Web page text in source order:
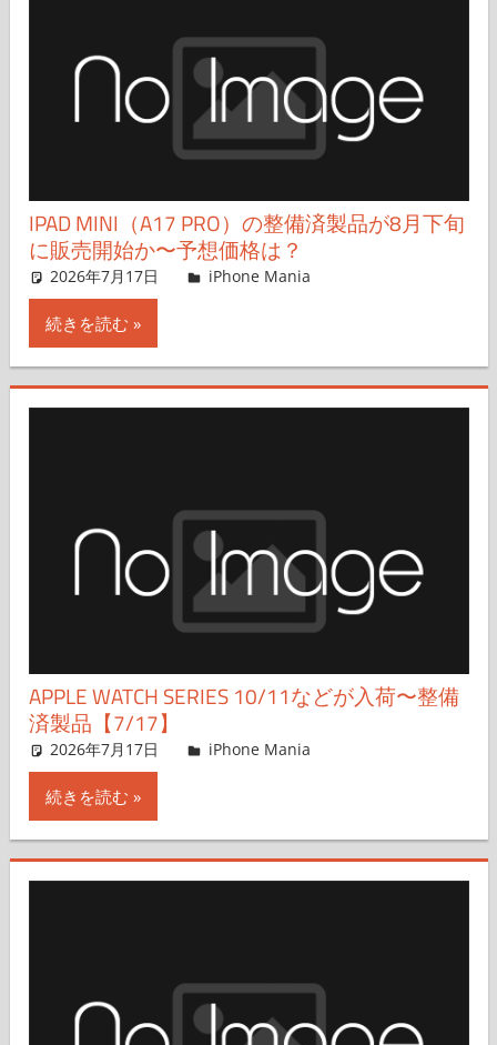
IPAD MINI（A17 PRO）の整備済製品が8月下旬
に販売開始か〜予想価格は？
2026年7月17日 FT729
iPhone Mania
続きを読む
APPLE WATCH SERIES 10/11などが入荷〜整備
済製品【7/17】
2026年7月17日 FT729
iPhone Mania
続きを読む